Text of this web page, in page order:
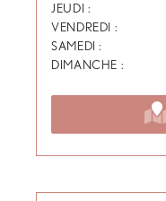
JEUDI :
VENDREDI :
SAMEDI :
DIMANCHE :